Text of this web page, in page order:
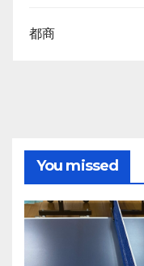
都商
You missed